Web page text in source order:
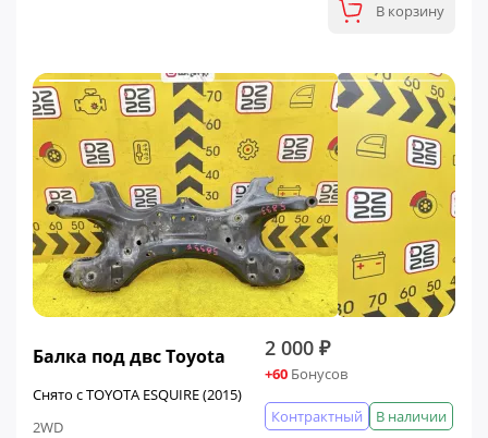
В корзину
Балка под двс Toyota
Снято с TOYOTA ESQUIRE (2015)
2WD
2 000 ₽
+60 Бонусов
В наличии
Контрактный